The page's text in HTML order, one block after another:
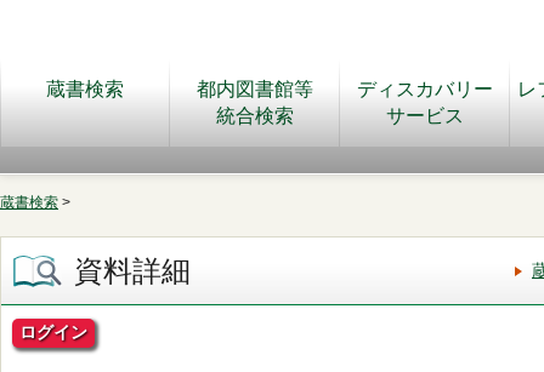
蔵書検索
都内図書館等
統合検索
ディスカバリー
サービス
レ
蔵書検索 >
資料詳細
ログイン